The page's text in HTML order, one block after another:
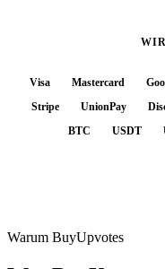
Visa Mastercard
Stripe
UnionPay
BTC
USDT
Warum BuyUpvotes